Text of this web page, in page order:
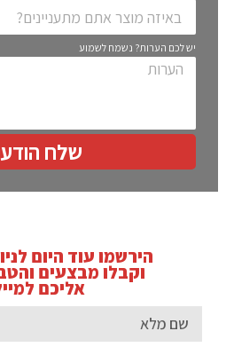
יש לכם הערות? נשמח לשמוע
שלח
הירשמו עוד היום
וקבלו מבצעים
אליכם